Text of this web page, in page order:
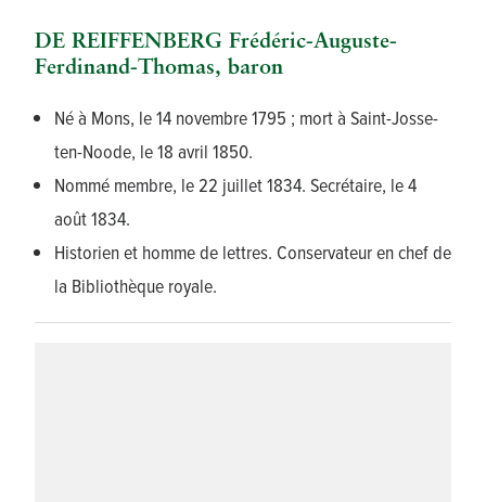
DE REIFFENBERG Frédéric-Auguste-
Ferdinand-Thomas, baron
Né à Mons, le 14 novembre 1795 ; mort à Saint-Josse-
ten-Noode, le 18 avril 1850.
Nommé membre, le 22 juillet 1834. Secrétaire, le 4
août 1834.
Historien et homme de lettres. Conservateur en chef de
la Bibliothèque royale.